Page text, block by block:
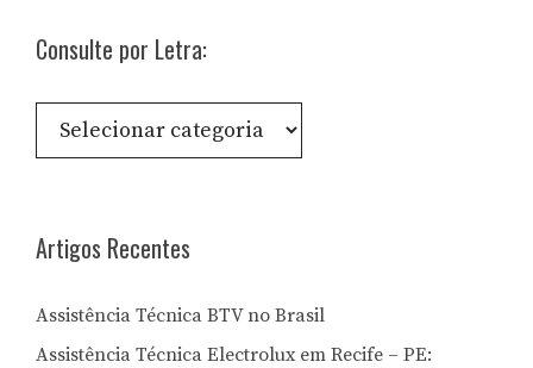
Consulte por Letra:
Consulte
Artigos Recentes
Assistência Técnica BTV no Brasil
Assistência Técnica Electrolux em Recife – PE: